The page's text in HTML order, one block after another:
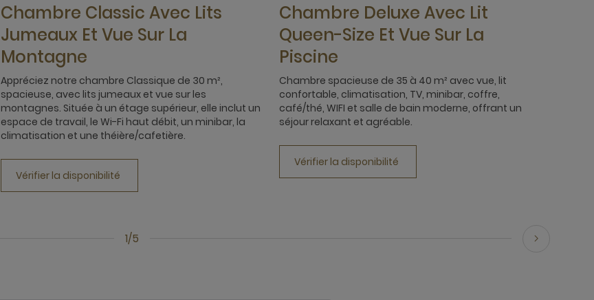
1/5
Chambre Classic Avec Lits
Jumeaux Et Vue Sur La
Montagne
Appréciez notre chambre Classique de 30 m²,
spacieuse, avec lits jumeaux et vue sur les
montagnes. Située à un étage supérieur, elle inclut un
espace de travail, le Wi-Fi haut débit, un minibar, la
climatisation et une théière/cafetière.
Vérifier la disponibilité
Chambre Deluxe Avec Lit
Queen-Size Et Vue Sur La
Piscine
Chambre spacieuse de 35 à 40 m² avec vue, lit
confortable, climatisation, TV, minibar, coffre,
café/thé, WIFI et salle de bain moderne, offrant un
séjour relaxant et agréable.
Vérifier la disponibilité